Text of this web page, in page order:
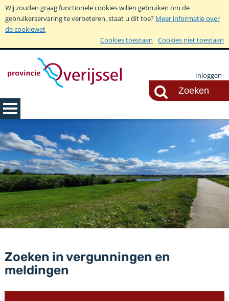
Wij zouden graag functionele cookies willen gebruiken om de
gebruikerservaring te verbeteren, staat u dit toe? Meer informatie over
de cookiewet
Cookies toestaan
Cookies niet toestaan
Inloggen
Zoeken in vergunningen en
meldingen